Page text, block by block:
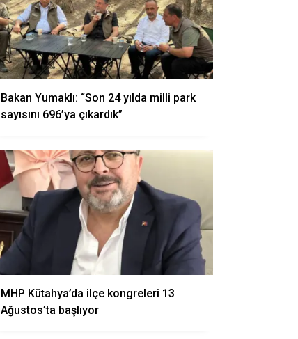
Bakan Yumaklı: “Son 24 yılda milli park
sayısını 696’ya çıkardık”
MHP Kütahya’da ilçe kongreleri 13
Ağustos’ta başlıyor